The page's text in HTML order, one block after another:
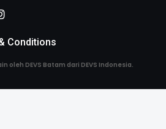
Conditions
oleh DEVS Batam dari DEVS Indonesia.